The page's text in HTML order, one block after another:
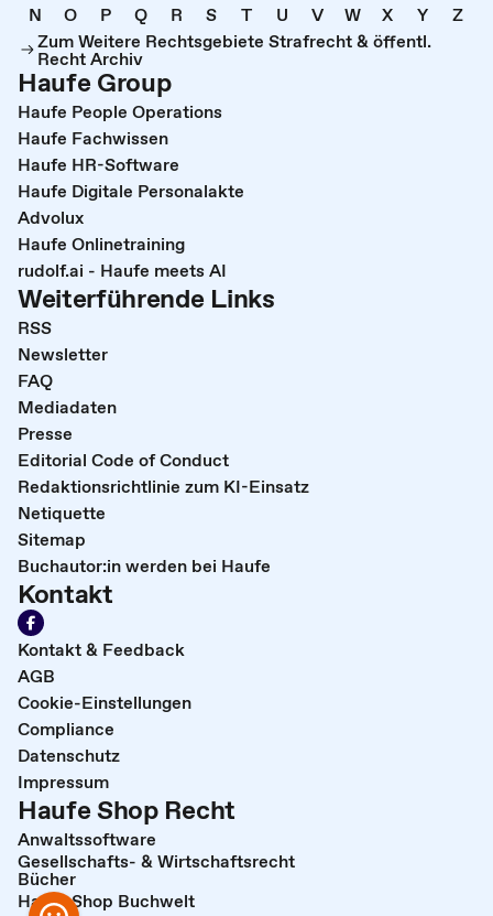
N
O P Q R S T U V W X Y
Z
Zum Weitere Rechtsgebiete Strafrecht & öffentl.
Recht Archiv
Haufe Group
Haufe People Operations
Haufe Fachwissen
Haufe HR-Software
Haufe Digitale Personalakte
Advolux
Haufe Onlinetraining
rudolf.ai - Haufe meets AI
Weiterführende Links
RSS
Newsletter
FAQ
Mediadaten
Presse
Editorial Code of Conduct
Redaktionsrichtlinie zum KI-Einsatz
Netiquette
Sitemap
Buchautor:in werden bei Haufe
Kontakt
Kontakt & Feedback
AGB
Cookie-Einstellungen
Compliance
Datenschutz
Impressum
Haufe Shop Recht
Anwaltssoftware
Gesellschafts- & Wirtschaftsrecht
Bücher
Haufe Shop Buchwelt